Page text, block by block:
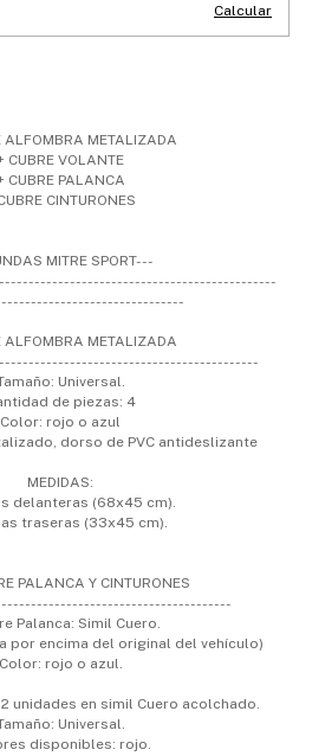
Calcular
ALFOMBRA METALIZADA
CUBRE VOLANTE
CUBRE PALANCA
CINTURONES
MITRE SPORT---
ALFOMBRA METALIZADA
Universal.
de piezas: 4
Color: rojo o azul
dorso de PVC antideslizante
MEDIDAS:
delanteras (68x45 cm).
traseras (33x45 cm).
PALANCA Y CINTURONES
Palanca: Simil Cuero.
por encima del original del vehículo)
Color: rojo o azul.
unidades en simil Cuero acolchado.
Universal.
disponibles: rojo.